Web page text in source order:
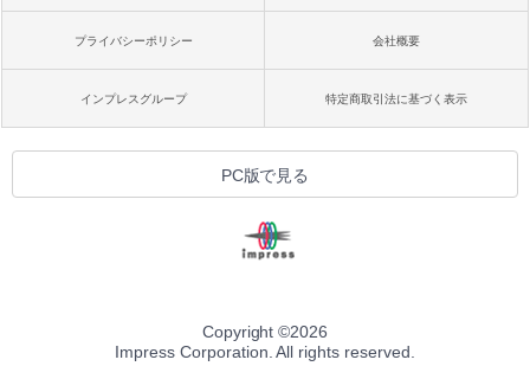
プライバシーポリシー 会社概要
インプレスグループ 特定商取引法に基づく表示
PC版で見る
Copyright ©2026
Impress Corporation. All rights reserved.